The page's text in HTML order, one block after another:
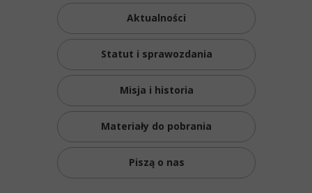
Piszą o nas
Materiały do pobrania
Aktualności
Misja i historia
Statut i sprawozdania